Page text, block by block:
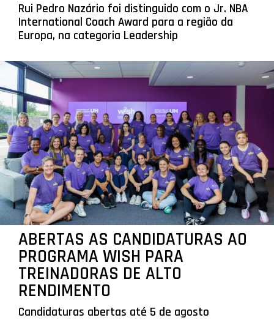
Rui Pedro Nazário foi distinguido com o Jr. NBA
International Coach Award para a região da
Europa, na categoria Leadership
ABERTAS AS CANDIDATURAS AO
PROGRAMA WISH PARA
TREINADORAS DE ALTO
RENDIMENTO
Candidaturas abertas até 5 de agosto